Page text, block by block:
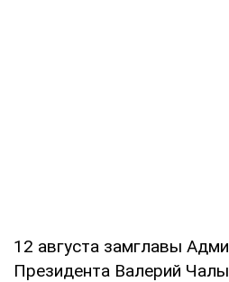
12 августа замглавы
Президента Валерий